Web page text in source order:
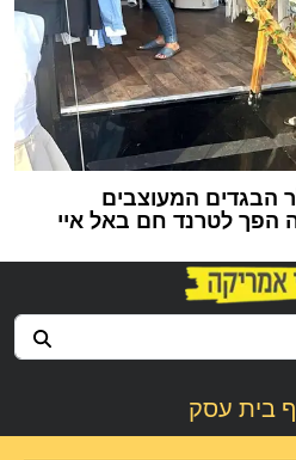
הבגדים המעוצבים
הפך לטרנד חם באל איי
בית עסק